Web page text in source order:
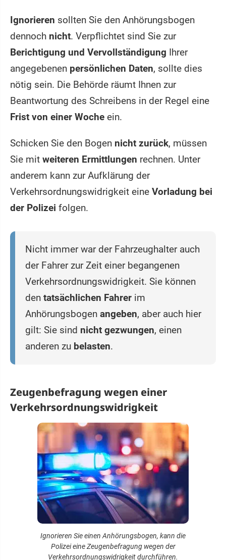
Ignorieren sollten Sie den Anhörungsbogen
dennoch nicht. Verpflichtet sind Sie zur
Berichtigung und Vervollständigung Ihrer
angegebenen persönlichen Daten, sollte dies
nötig sein. Die Behörde räumt Ihnen zur
Beantwortung des Schreibens in der Regel eine
Frist von einer Woche ein.
Schicken Sie den Bogen nicht zurück, müssen
Sie mit weiteren Ermittlungen rechnen. Unter
anderem kann zur Aufklärung der
Verkehrsordnungswidrigkeit eine Vorladung bei
der Polizei folgen.
Nicht immer war der Fahrzeughalter auch
der Fahrer zur Zeit einer begangenen
Verkehrsordnungswidrigkeit. Sie können
den tatsächlichen Fahrer im
Anhörungsbogen angeben, aber auch hier
gilt: Sie sind nicht gezwungen, einen
anderen zu belasten.
Zeugenbefragung wegen einer
Verkehrsordnungswidrigkeit
Ignorieren Sie einen Anhörungsbogen, kann die
Polizei eine Zeugenbefragung wegen der
Verkehrsordnungswidrigkeit durchführen.